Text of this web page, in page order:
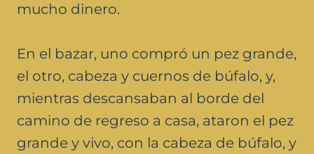
mucho dinero.
En el bazar, uno compró un pez grande,
el otro, cabeza y cuernos de búfalo, y,
mientras descansaban al borde del
camino de regreso a casa, ataron el pez
grande y vivo, con la cabeza de búfalo, y